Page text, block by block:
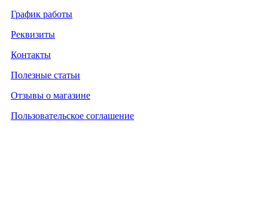
График работы
Реквизиты
Контакты
Полезные статьи
Отзывы о магазине
Пользовательское соглашение